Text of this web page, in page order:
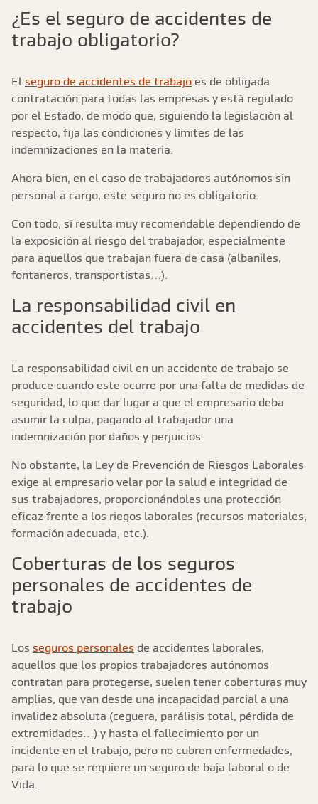
¿Es el seguro de accidentes de
trabajo obligatorio?
El seguro de accidentes de trabajo es de obligada
contratación para todas las empresas y está regulado
por el Estado, de modo que, siguiendo la legislación al
respecto, fija las condiciones y límites de las
indemnizaciones en la materia.
Ahora bien, en el caso de trabajadores autónomos sin
personal a cargo, este seguro no es obligatorio.
Con todo, sí resulta muy recomendable dependiendo de
la exposición al riesgo del trabajador, especialmente
para aquellos que trabajan fuera de casa (albañiles,
fontaneros, transportistas…).
La responsabilidad civil en
accidentes del trabajo
La responsabilidad civil en un accidente de trabajo se
produce cuando este ocurre por una falta de medidas de
seguridad, lo que dar lugar a que el empresario deba
asumir la culpa, pagando al trabajador una
indemnización por daños y perjuicios.
No obstante, la Ley de Prevención de Riesgos Laborales
exige al empresario velar por la salud e integridad de
sus trabajadores, proporcionándoles una protección
eficaz frente a los riegos laborales (recursos materiales,
formación adecuada, etc.).
Coberturas de los seguros
personales de accidentes de
trabajo
Los seguros personales de accidentes laborales,
aquellos que los propios trabajadores autónomos
contratan para protegerse, suelen tener coberturas muy
amplias, que van desde una incapacidad parcial a una
invalidez absoluta (ceguera, parálisis total, pérdida de
extremidades…) y hasta el fallecimiento por un
incidente en el trabajo, pero no cubren enfermedades,
para lo que se requiere un seguro de baja laboral o de
Vida.